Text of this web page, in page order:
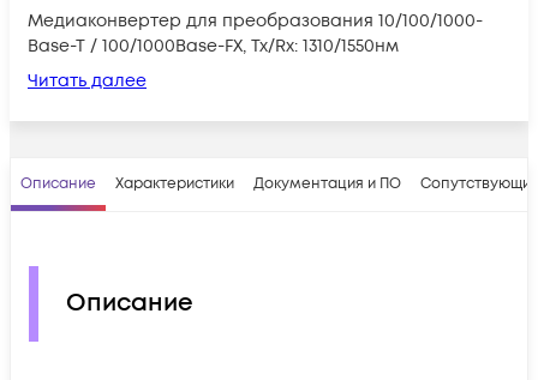
Медиаконвертер для преобразования 10/100/1000-
Base-T / 100/1000Base-FX, Tx/Rx: 1310/1550нм
Читать далее
Описание Характеристики Документация и ПО
Описание